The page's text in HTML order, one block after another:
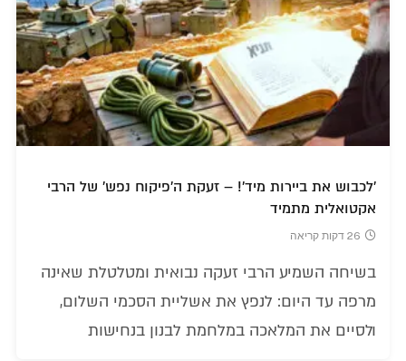
'לכבוש את ביירות מיד'! – זעקת ה'פיקוח נפש' של הרבי
אקטואלית מתמיד
26 דקות קריאה
בשיחה השמיע הרבי זעקה נבואית ומטלטלת שאינה
מרפה עד היום: לנפץ את אשליית הסכמי השלום,
ולסיים את המלאכה במלחמת לבנון בנחישות